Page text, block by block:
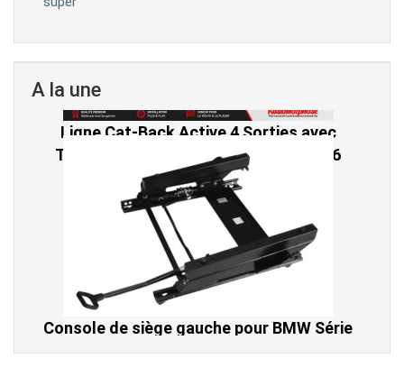
A la une
Console de siège gauche pour BMW Série
3 E46 (hors Cabriolet et CSL) et BMW X3
E83 (2004-2010)